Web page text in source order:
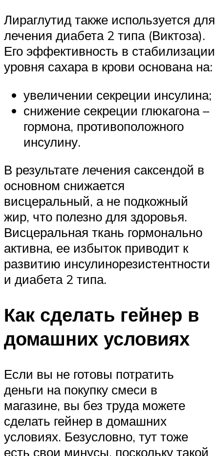
Лираглутид также используется для
лечения диабета 2 типа (Виктоза).
Его эффективность в стабилизации
уровня сахара в крови основана на:
увеличении секреции инсулина;
снижение секреции глюкагона –
гормона, противоположного
инсулину.
В результате лечения саксендой в
основном снижается
висцеральный, а не подкожный
жир, что полезно для здоровья.
Висцеральная ткань гормонально
активна, ее избыток приводит к
развитию инсулинорезистентности
и диабета 2 типа.
Как сделать гейнер в
домашних условиях
Если вы не готовы потратить
деньги на покупку смеси в
магазине, вы без труда можете
сделать гейнер в домашних
условиях. Безусловно, тут тоже
есть свои минусы, поскольку такой